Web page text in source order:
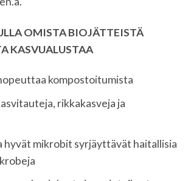
OMISTA BIOJÄTTEISTÄ
KASVUALUSTAA
kompostoitumista
rikkakasveja ja
hyvät mikrobit syrjäyttävät haitallisia